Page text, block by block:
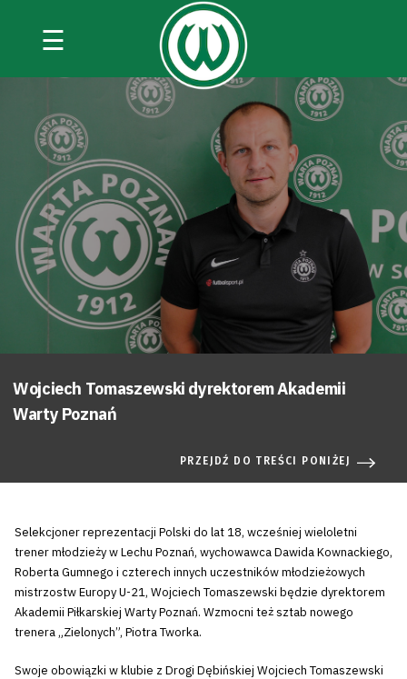
☰
Wojciech Tomaszewski dyrektorem Akademii
Warty Poznań
PRZEJDŹ DO TREŚCI PONIŻEJ
Selekcjoner reprezentacji Polski do lat 18, wcześniej wieloletni
trener młodzieży w Lechu Poznań, wychowawca Dawida Kownackiego,
Roberta Gumnego i czterech innych uczestników młodzieżowych
mistrzostw Europy U-21, Wojciech Tomaszewski będzie dyrektorem
Akademii Piłkarskiej Warty Poznań. Wzmocni też sztab nowego
trenera „Zielonych”, Piotra Tworka.
Swoje obowiązki w klubie z Drogi Dębińskiej Wojciech Tomaszewski